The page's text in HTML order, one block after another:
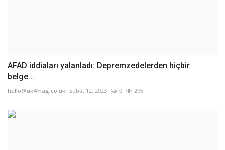
AFAD iddiaları yalanladı: Depremzedelerden hiçbir
belge...
hello@uk4mag.co.uk Şubat 12, 2023 0 296